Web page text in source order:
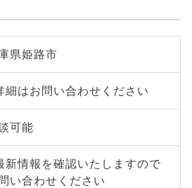
県姫路市
細はお問い合わせください
可能
新情報を確認いたしますので
い合わせください